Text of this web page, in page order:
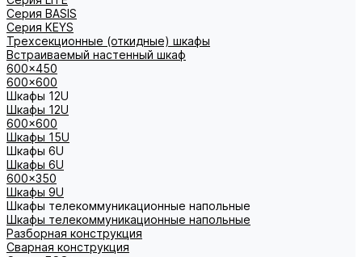
Cерия BASIS
Cерия KEYS
Трехсекционные (откидные) шкафы
Встраиваемый настенный шкаф
600x450
600x600
Шкафы 12U
Шкафы 12U
600x600
Шкафы 15U
Шкафы 6U
Шкафы 6U
600x350
Шкафы 9U
Шкафы телекоммуникационные напольные
Шкафы телекоммуникационные напольные
Разборная конструкция
Сварная конструкция